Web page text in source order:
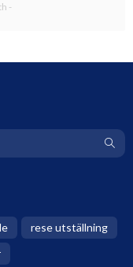
-
rese utställning